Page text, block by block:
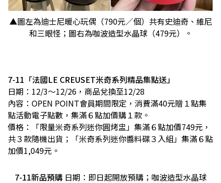
▲圖左為迪士尼暖心玩偶（790元／個）共有史迪奇、維尼
和三眼怪；圖右為咖波造型水晶球（479元）。
7-11「法國LE CREUSET米奇系列精品集點送」
日期：12/3～12/26，商品兌換至12/28
內容：OPEN POINT會員期間限定，消費滿40元贈１點集
點活動電子點數，集滿６點加價購１款。
價格：「限量米奇系列迷你圓烤盅」集滿６點加價749元，
共３款隨機出貨；「米奇系列迷你醬料碟３入組」集滿６點
加價1,049元。
7-11新品預購日期：即日起開放預購；咖波造型水晶球